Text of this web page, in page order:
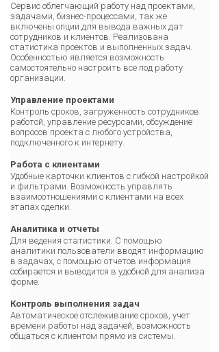
Сервис облегчающий работу над проектами,
задачами, бизнес-процессами, так же
включены опции для вывода важных дат
сотрудников и клиентов. Реализована
статистика проектов и выполненных задач.
Особенностью является возможность
самостоятельно настроить все под работу
организации.
Управление проектами
Контроль сроков, загруженность сотрудников
работой, управление ресурсами, обсуждение
вопросов проекта с любого устройства,
подключенного к интернету.
Работа с клиентами
Удобные карточки клиентов с гибкой настройкой
и фильтрами. Возможность управлять
взаимоотношениями с клиентами на всех
этапах сделки.
Аналитика и отчеты
Для ведения статистики. С помощью
аналитики пользователи вводят информацию
в задачах, с помощью отчетов информация
собирается и выводится в удобной для анализа
форме.
Контроль выполнения задач
Автоматическое отслеживание сроков, учет
времени работы над задачей, возможность
общаться с клиентом прямо из системы.